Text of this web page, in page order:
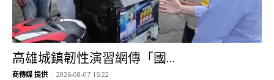
高雄城鎮韌性演習網傳「國...
商傳媒 提供 - 2026-08-07 15:22